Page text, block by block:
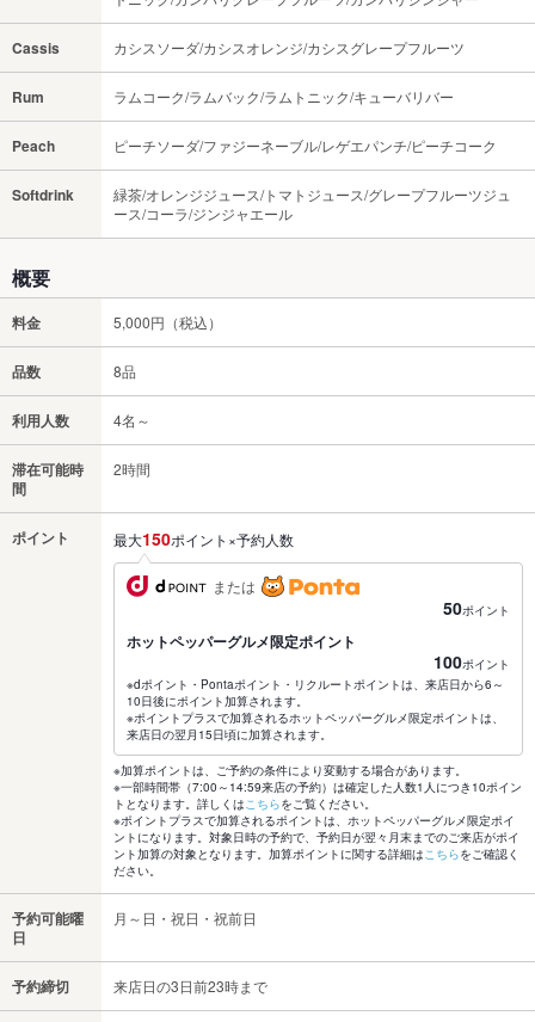
Cassis カシスソーダ/カシスオレンジ/カシスグレープフルーツ
Rum ラムコーク/ラムバック/ラムトニック/キューバリバー
Peach ピーチソーダ/ファジーネーブル/レゲエパンチ/ピーチコーク
Softdrink
緑茶/オレンジジュース/トマトジュース/グレープフルーツジュ
ース/コーラ/ジンジャエール
概要
料金 5,000円（税込）
品数 8品
利用人数 4名～
滞在可能時
間
2時間
ポイント 最大150ポイント×予約人数
または
50ポイント
ホットペッパーグルメ限定ポイント
100ポイント
※dポイント・Pontaポイント・リクルートポイントは、来店日から6～
10日後にポイント加算されます。
※ポイントプラスで加算されるホットペッパーグルメ限定ポイントは、
来店日の翌月15日頃に加算されます。
※加算ポイントは、ご予約の条件により変動する場合があります。
※一部時間帯（7:00～14:59来店の予約）は確定した人数1人につき10ポイン
トとなります。詳しくはこちらをご覧ください。
※ポイントプラスで加算されるポイントは、ホットペッパーグルメ限定ポイ
ントになります。対象日時の予約で、予約日が翌々月末までのご来店がポイ
ント加算の対象となります。加算ポイントに関する詳細はこちらをご確認く
ださい。
予約可能曜
日
月～日・祝日・祝前日
予約締切 来店日の3日前23時まで